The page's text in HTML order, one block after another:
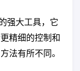
强大工具，它
精细的控制和
法有所不同。